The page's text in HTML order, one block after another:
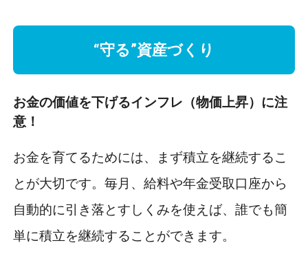
“守る”資産づくり
お金の価値を下げるインフレ（物価上昇）に注
意！
お金を育てるためには、まず積立を継続するこ
とが大切です。毎月、給料や年金受取口座から
自動的に引き落とすしくみを使えば、誰でも簡
単に積立を継続することができます。